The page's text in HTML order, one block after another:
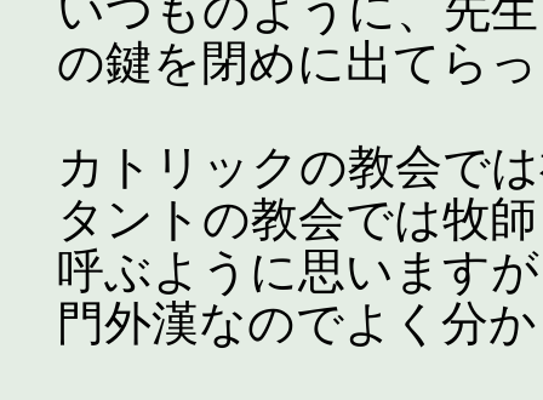
の鍵を閉めに出てら
カトリックの教会で
タントの教会では牧
呼ぶように思います
門外漢なのでよく分